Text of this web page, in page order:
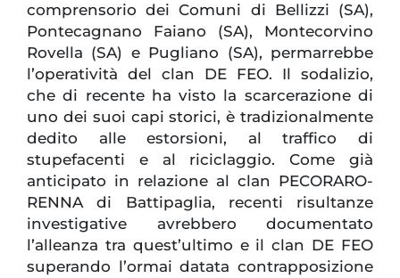
comprensorio dei Comuni di Bellizzi (SA),
Pontecagnano Faiano (SA), Montecorvino
Rovella (SA) e Pugliano (SA), permarrebbe
l’operatività del clan DE FEO. Il sodalizio,
che di recente ha visto la scarcerazione di
uno dei suoi capi storici, è tradizionalmente
dedito alle estorsioni, al traffico di
stupefacenti e al riciclaggio. Come già
anticipato in relazione al clan PECORARO-
RENNA di Battipaglia, recenti risultanze
investigative avrebbero documentato
l’alleanza tra quest’ultimo e il clan DE FEO
superando l’ormai datata contrapposizione